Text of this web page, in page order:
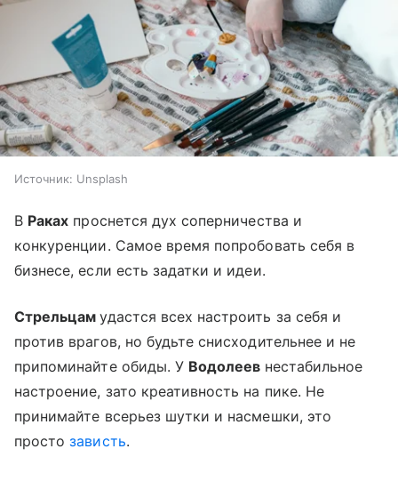
Источник: Unsplash
В Раках проснется дух соперничества и
конкуренции. Самое время попробовать себя в
бизнесе, если есть задатки и идеи.
Стрельцамудастся всех настроить за себя и
против врагов, но будьте снисходительнее и не
припоминайте обиды. У Водолеев нестабильное
настроение, зато креативность на пике. Не
принимайте всерьез шутки и насмешки, это
простозависть.